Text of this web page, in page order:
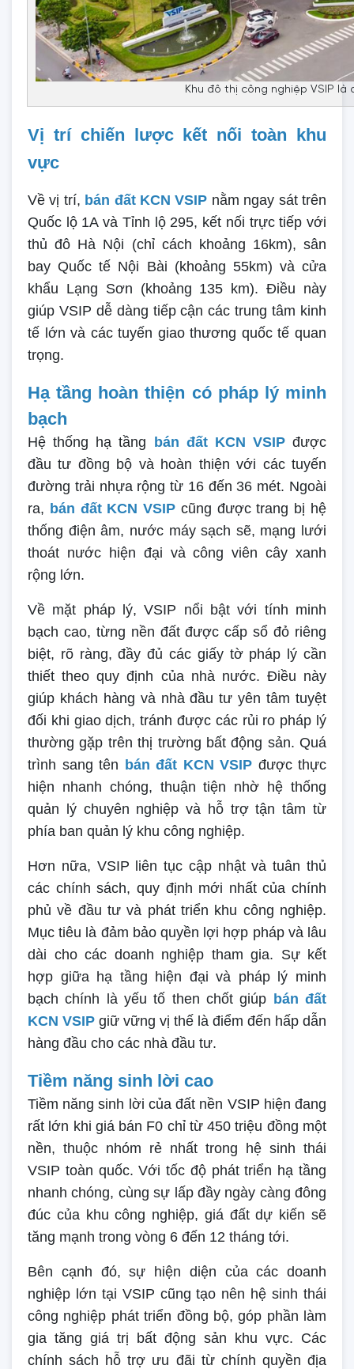
Khu đô thị công nghiệp VSIP
Vị trí chiến lược kết nối toàn khu
vực
Về vị trí, bán đất KCN VSIP nằm ngay sát trên
Quốc lộ 1A và Tỉnh lộ 295, kết nối trực tiếp với
thủ đô Hà Nội (chỉ cách khoảng 16km), sân
bay Quốc tế Nội Bài (khoảng 55km) và cửa
khẩu Lạng Sơn (khoảng 135 km). Điều này
giúp VSIP dễ dàng tiếp cận các trung tâm kinh
tế lớn và các tuyến giao thương quốc tế quan
trọng.
Hạ tầng hoàn thiện có pháp lý minh
bạch
Hệ thống hạ tầng bán đất KCN VSIPđược
đầu tư đồng bộ và hoàn thiện với các tuyến
đường trải nhựa rộng từ 16 đến 36 mét. Ngoài
ra, bán đất KCN VSIP cũng được trang bị hệ
thống điện âm, nước máy sạch sẽ, mạng lưới
thoát nước hiện đại và công viên cây xanh
rộng lớn.
Về mặt pháp lý, VSIP nổi bật với tính minh
bạch cao, từng nền đất được cấp sổ đỏ riêng
biệt, rõ ràng, đầy đủ các giấy tờ pháp lý cần
thiết theo quy định của nhà nước. Điều này
giúp khách hàng và nhà đầu tư yên tâm tuyệt
đối khi giao dịch, tránh được các rủi ro pháp lý
thường gặp trên thị trường bất động sản. Quá
trình sang tên bán đất KCN VSIP được thực
hiện nhanh chóng, thuận tiện nhờ hệ thống
quản lý chuyên nghiệp và hỗ trợ tận tâm từ
phía ban quản lý khu công nghiệp.
Hơn nữa, VSIP liên tục cập nhật và tuân thủ
các chính sách, quy định mới nhất của chính
phủ về đầu tư và phát triển khu công nghiệp.
Mục tiêu là đảm bảo quyền lợi hợp pháp và lâu
dài cho các doanh nghiệp tham gia. Sự kết
hợp giữa hạ tầng hiện đại và pháp lý minh
bạch chính là yếu tố then chốt giúp bán đất
KCN VSIP giữ vững vị thế là điểm đến hấp dẫn
hàng đầu cho các nhà đầu tư.
Tiềm năng sinh lời cao
Tiềm năng sinh lời của đất nền VSIP hiện đang
rất lớn khi giá bán F0 chỉ từ 450 triệu đồng một
nền, thuộc nhóm rẻ nhất trong hệ sinh thái
VSIP toàn quốc. Với tốc độ phát triển hạ tầng
nhanh chóng, cùng sự lấp đầy ngày càng đông
đúc của khu công nghiệp, giá đất dự kiến sẽ
tăng mạnh trong vòng 6 đến 12 tháng tới.
Bên cạnh đó, sự hiện diện của các doanh
nghiệp lớn tại VSIP cũng tạo nên hệ sinh thái
công nghiệp phát triển đồng bộ, góp phần làm
gia tăng giá trị bất động sản khu vực. Các
chính sách hỗ trợ ưu đãi từ chính quyền địa